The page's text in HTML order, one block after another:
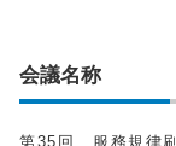
会議名称
第35回 服務規律